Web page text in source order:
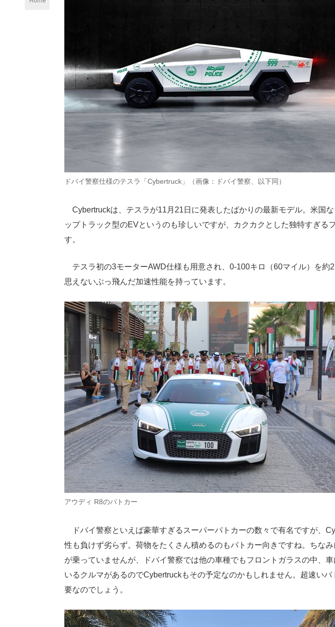
ドバイ警察仕様のテスラ「Cybertruck」（画像：ドバイ警察、以下同）
Cybertruckは、テスラが11月21日に発表したばかりの最新モデル。米国
ップトラック型のEVというのも珍しいですが、カクカクとした独特すぎる
す。
テスラ初の3モーターAWD仕様も用意され、0-100キロ（60マイル）を約
思えないぶっ飛んだ加速性能を持っています。
アウディ R8のパトカー
ドバイ警察といえば豪華すぎるスーパーパトカーの数々で有名ですが、
性も負けず劣らず。荷物をたくさん積めるのもパトカー向きですね。ちな
が乗っていませんが、ドバイ警察では他の車種でもフロントガラスの中、
いるクルマがあるのでCybertruckもその予定なのかもしれません。超速い
要なのでしょう。